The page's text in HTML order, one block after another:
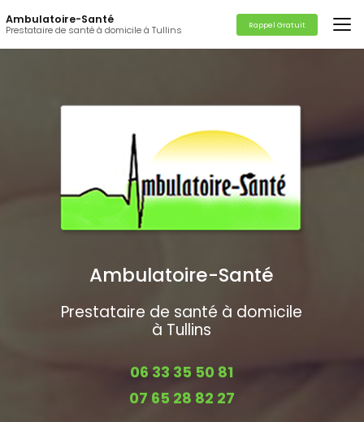
au
contenu
principal
Ambulatoire-Santé
Prestataire de santé à domicile à Tullins Rappel Gratuit
Ambulatoire-Santé
Prestataire de santé à domicile
à Tullins
06 33 35 50 81
07 65 28 82 27